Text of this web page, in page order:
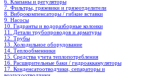
6. Клапаны и регуляторы
7. Фильтры, грязевики и грязеотделители
8. Виброкомпенсаторы / гибкие вставки
9. Насосы
10. Гидранты и водоразборные колонки
11. Детали трубопроводов и арматуры
12. Трубы
13. Холодильное oборудование
14. Теплообменники
15. Средства учета теплопотребления
16. Расширительные баки / гидроаккамуляторы
17. Конденсатоотводчики, сепараторы и